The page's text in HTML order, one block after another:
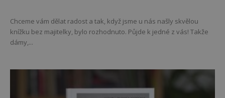
Chceme vám dělat radost a tak, když jsme u nás našly skvělou
knížku bez majitelky, bylo rozhodnuto. Půjde k jedné z vás! Takže
dámy,...